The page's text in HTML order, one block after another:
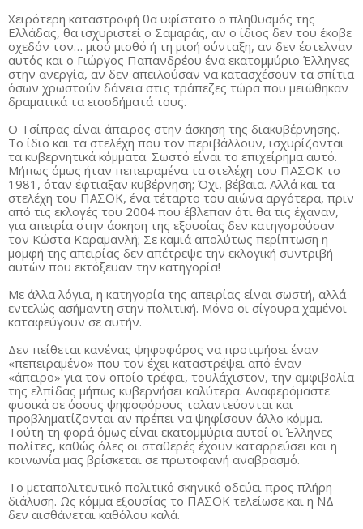
Χειρότερη καταστροφή θα υφίστατο ο πληθυσμός της
Ελλάδας, θα ισχυριστεί ο Σαμαράς, αν ο ίδιος δεν του έκοβε
σχεδόν τον… μισό μισθό ή τη μισή σύνταξη, αν δεν έστελναν
αυτός και ο Γιώργος Παπανδρέου ένα εκατομμύριο Έλληνες
στην ανεργία, αν δεν απειλούσαν να κατασχέσουν τα σπίτια
όσων χρωστούν δάνεια στις τράπεζες τώρα που μειώθηκαν
δραματικά τα εισοδήματά τους.
Ο Τσίπρας είναι άπειρος στην άσκηση της διακυβέρνησης.
Το ίδιο και τα στελέχη που τον περιβάλλουν, ισχυρίζονται
τα κυβερνητικά κόμματα. Σωστό είναι το επιχείρημα αυτό.
Μήπως όμως ήταν πεπειραμένα τα στελέχη του ΠΑΣΟΚ το
1981, όταν έφτιαξαν κυβέρνηση; Όχι, βέβαια. Αλλά και τα
στελέχη του ΠΑΣΟΚ, ένα τέταρτο του αιώνα αργότερα, πριν
από τις εκλογές του 2004 που έβλεπαν ότι θα τις έχαναν,
για απειρία στην άσκηση της εξουσίας δεν κατηγορούσαν
τον Κώστα Καραμανλή; Σε καμιά απολύτως περίπτωση η
μομφή της απειρίας δεν απέτρεψε την εκλογική συντριβή
αυτών που εκτόξευαν την κατηγορία!
Με άλλα λόγια, η κατηγορία της απειρίας είναι σωστή, αλλά
εντελώς ασήμαντη στην πολιτική. Μόνο οι σίγουρα χαμένοι
καταφεύγουν σε αυτήν.
Δεν πείθεται κανένας ψηφοφόρος να προτιμήσει έναν
«πεπειραμένο» που τον έχει καταστρέψει από έναν
«άπειρο» για τον οποίο τρέφει, τουλάχιστον, την αμφιβολία
της ελπίδας μήπως κυβερνήσει καλύτερα. Αναφερόμαστε
φυσικά σε όσους ψηφοφόρους ταλαντεύονται και
προβληματίζονται αν πρέπει να ψηφίσουν άλλο κόμμα.
Τούτη τη φορά όμως είναι εκατομμύρια αυτοί οι Έλληνες
πολίτες, καθώς όλες οι σταθερές έχουν καταρρεύσει και η
κοινωνία μας βρίσκεται σε πρωτοφανή αναβρασμό.
Το μεταπολιτευτικό πολιτικό σκηνικό οδεύει προς πλήρη
διάλυση. Ως κόμμα εξουσίας το ΠΑΣΟΚ τελείωσε και η ΝΔ
δεν αισθάνεται καθόλου καλά.